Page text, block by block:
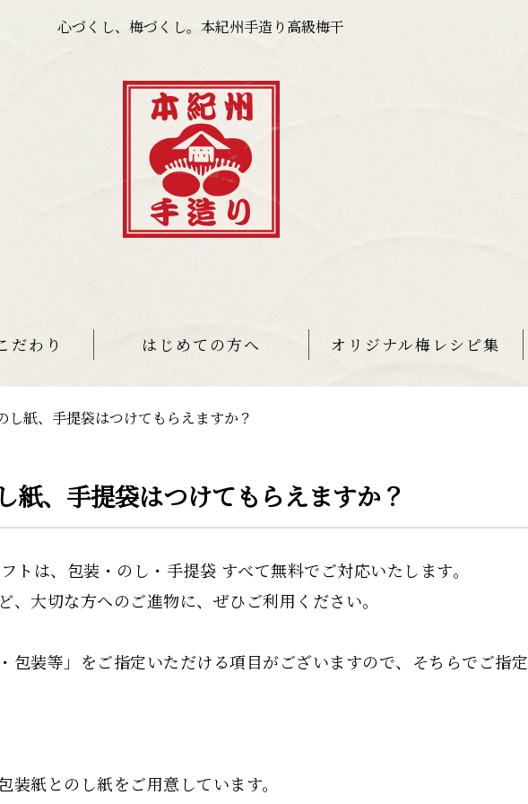
心づくし、梅づくし。本紀州手造り高級梅干
だわり はじめての方へ オリジナル梅レシピ集
し紙、手提袋はつけてもらえますか？
紙、手提袋はつけてもらえますか？
トは、包装・のし・手提袋 すべて無料でご対応いたします。
、大切な方へのご進物に、ぜひご利用ください。
包装等」をご指定いただける項目がございますので、そちらでご指定
装紙とのし紙をご用意しています。